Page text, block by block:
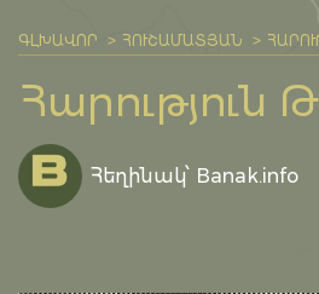
ԳԼԽԱՎՈՐ ՀՈՒՇԱՄԱՏՅԱՆ
Հարություն
Հեղինակ՝ Banak.info